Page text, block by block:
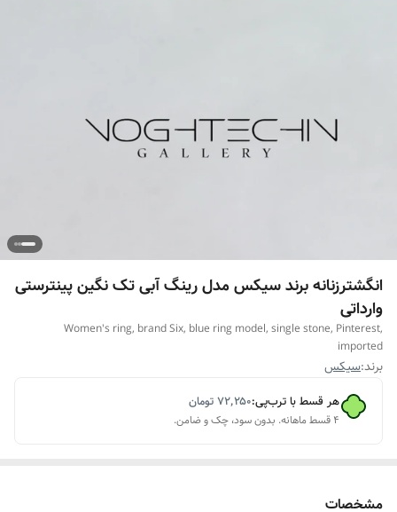
انگشترزنانه برند سیکس مدل رینگ آبی تک نگین پینترستی
وارداتی
Women's ring, brand Six, blue ring model, single stone, Pinterest,
imported
برند:سیکس
هر قسط با ترب‌پی:۷۲٬۲۵۰تومان
۴ قسط ماهانه. بدون سود، چک و ضامن.
مشخصات